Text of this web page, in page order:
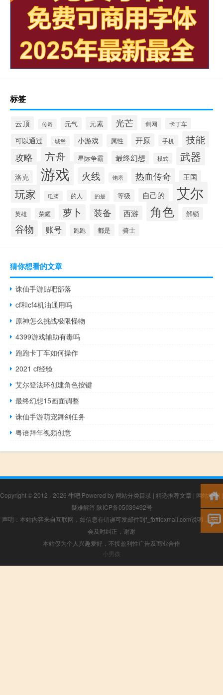
标签
云顶 传奇 元气 元素 光芒 剑网 卡丁车
可以通过 城堡 小游戏 属性 开原 手机
技能
攻略
方舟 星际争霸 最终幻想 模式 武器
洛克 游戏 火线 炮塔 热血传奇 王国
玩家 电脑 的人 的是 等级 自己的 艾尔
英雄 荣耀 萝卜 装备 西游 角色 解锁
谷物 账号 跑跑 都是 骑士
猜你想看的文章
诛仙手游贴吧部落
cf和cf4机油通用吗
原神怎么挑战极限怪物
4399游戏辅助有毒吗
跑跑卡丁车如何操作
2021 cf经验
艾尔登法环创建角色按键
最终幻想15画面调整
诛仙手游萌宠舞剑任务
粤语拜年视频创意
Copyright © 2012 - 2026 牛吧 Powered by 网站分类目录 | 精选推荐文章 | 网站地图 |
疑难解答 陕ICP备05039492号
声明：本站内容来自互联网，如信息有错误可发邮件到f_fb#foxmail.com说明，我们
会及时纠正，谢谢
本站仅为个人兴趣爱好，不接盈利性广告及商业合作
小男孩